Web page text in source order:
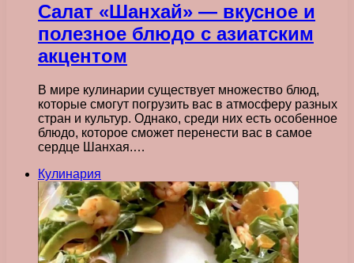
Салат «Шанхай» — вкусное и
полезное блюдо с азиатским
акцентом
В мире кулинарии существует множество блюд,
которые смогут погрузить вас в атмосферу разных
стран и культур. Однако, среди них есть особенное
блюдо, которое сможет перенести вас в самое
сердце Шанхая.…
Кулинария